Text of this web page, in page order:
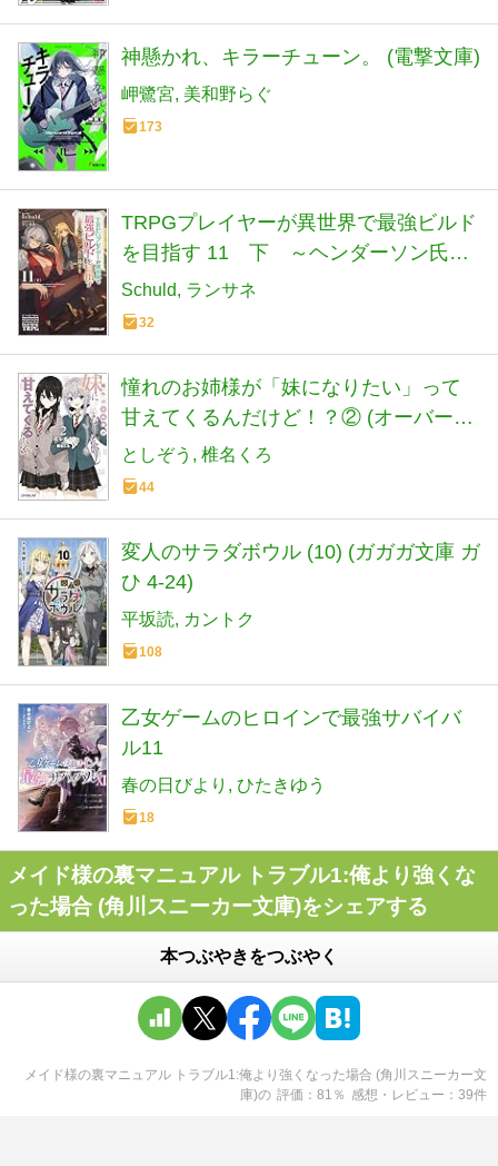
神懸かれ、キラーチューン。 (電撃文庫)
岬鷺宮 美和野らぐ
173
TRPGプレイヤーが異世界で最強ビルド
を目指す 11 下 ～ヘンダーソン氏の
福音を～ (オーバーラップ文庫)
Schuld ランサネ
32
憧れのお姉様が「妹になりたい」って
甘えてくるんだけど！？② (オーバーラ
ップ文庫)
としぞう 椎名くろ
44
変人のサラダボウル (10) (ガガガ文庫 ガ
ひ 4-24)
平坂読 カントク
108
乙女ゲームのヒロインで最強サバイバ
ル11
春の日びより ひたきゆう
18
メイド様の裏マニュアル トラブル1:俺より強くな
った場合 (角川スニーカー文庫)をシェアする
本つぶやきをつぶやく
メイド様の裏マニュアル トラブル1:俺より強くなった場合 (角川スニーカー文
庫)の 評価 81 ％ 感想・レビュー 39件